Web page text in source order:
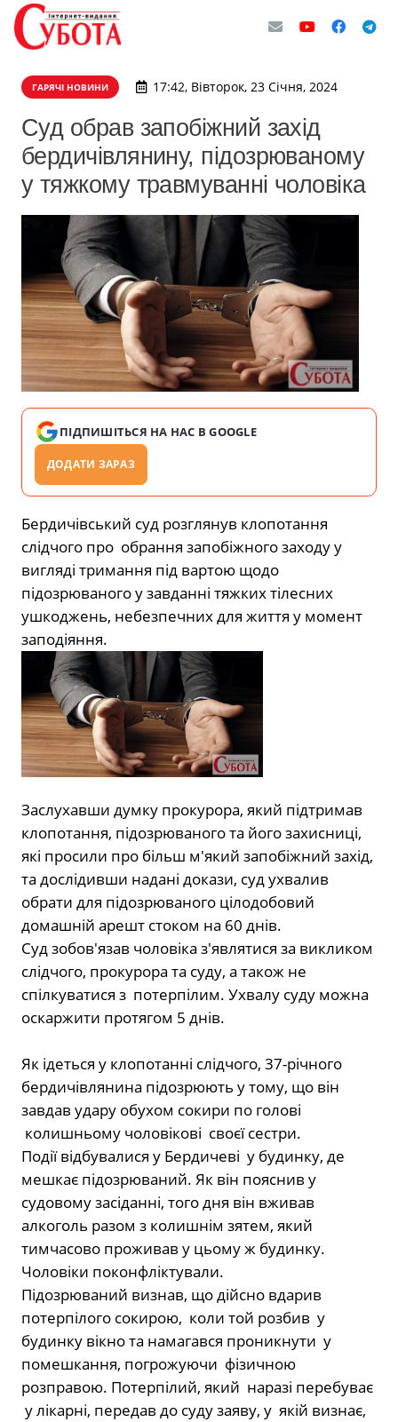
ГАРЯЧІ НОВИНИ 17:42, Вівторок, 23 Січня, 2024
Суд обрав запобіжний захід
бердичівлянину, підозрюваному
у тяжкому травмуванні чоловіка
ПІДПИШІТЬСЯ НА НАС В GOOGLE
ДОДАТИ ЗАРАЗ
Бердичівський суд розглянув клопотання
слідчого про обрання запобіжного заходу у
вигляді тримання під вартою щодо
підозрюваного у завданні тяжких тілесних
ушкоджень, небезпечних для життя у момент
заподіяння.
Заслухавши думку прокурора, який підтримав
клопотання, підозрюваного та його захисниці,
які просили про більш м′який запобіжний захід,
та дослідивши надані докази, суд ухвалив
обрати для підозрюваного цілодобовий
домашній арешт стоком на 60 днів.
Суд зобов′язав чоловіка з′являтися за викликом
слідчого, прокурора та суду, а також не
спілкуватися з потерпілим. Ухвалу суду можна
оскаржити протягом 5 днів.
Як ідеться у клопотанні слідчого, 37-річного
бердичівлянина підозрюють у тому, що він
завдав удару обухом сокири по голові
колишньому чоловікові своєї сестри.
Події відбувалися у Бердичеві у будинку, де
мешкає підозрюваний. Як він пояснив у
судовому засіданні, того дня він вживав
алкоголь разом з колишнім зятем, який
тимчасово проживав у цьому ж будинку.
Чоловіки поконфліктували.
Підозрюваний визнав, що дійсно вдарив
потерпілого сокирою, коли той розбив у
будинку вікно та намагався проникнути у
помешкання, погрожуючи фізичною
розправою. Потерпілий, який наразі перебуває
у лікарні, передав до суду заяву, у якій визнає,